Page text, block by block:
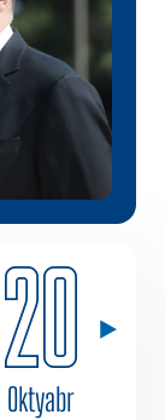
20
Oktyabr